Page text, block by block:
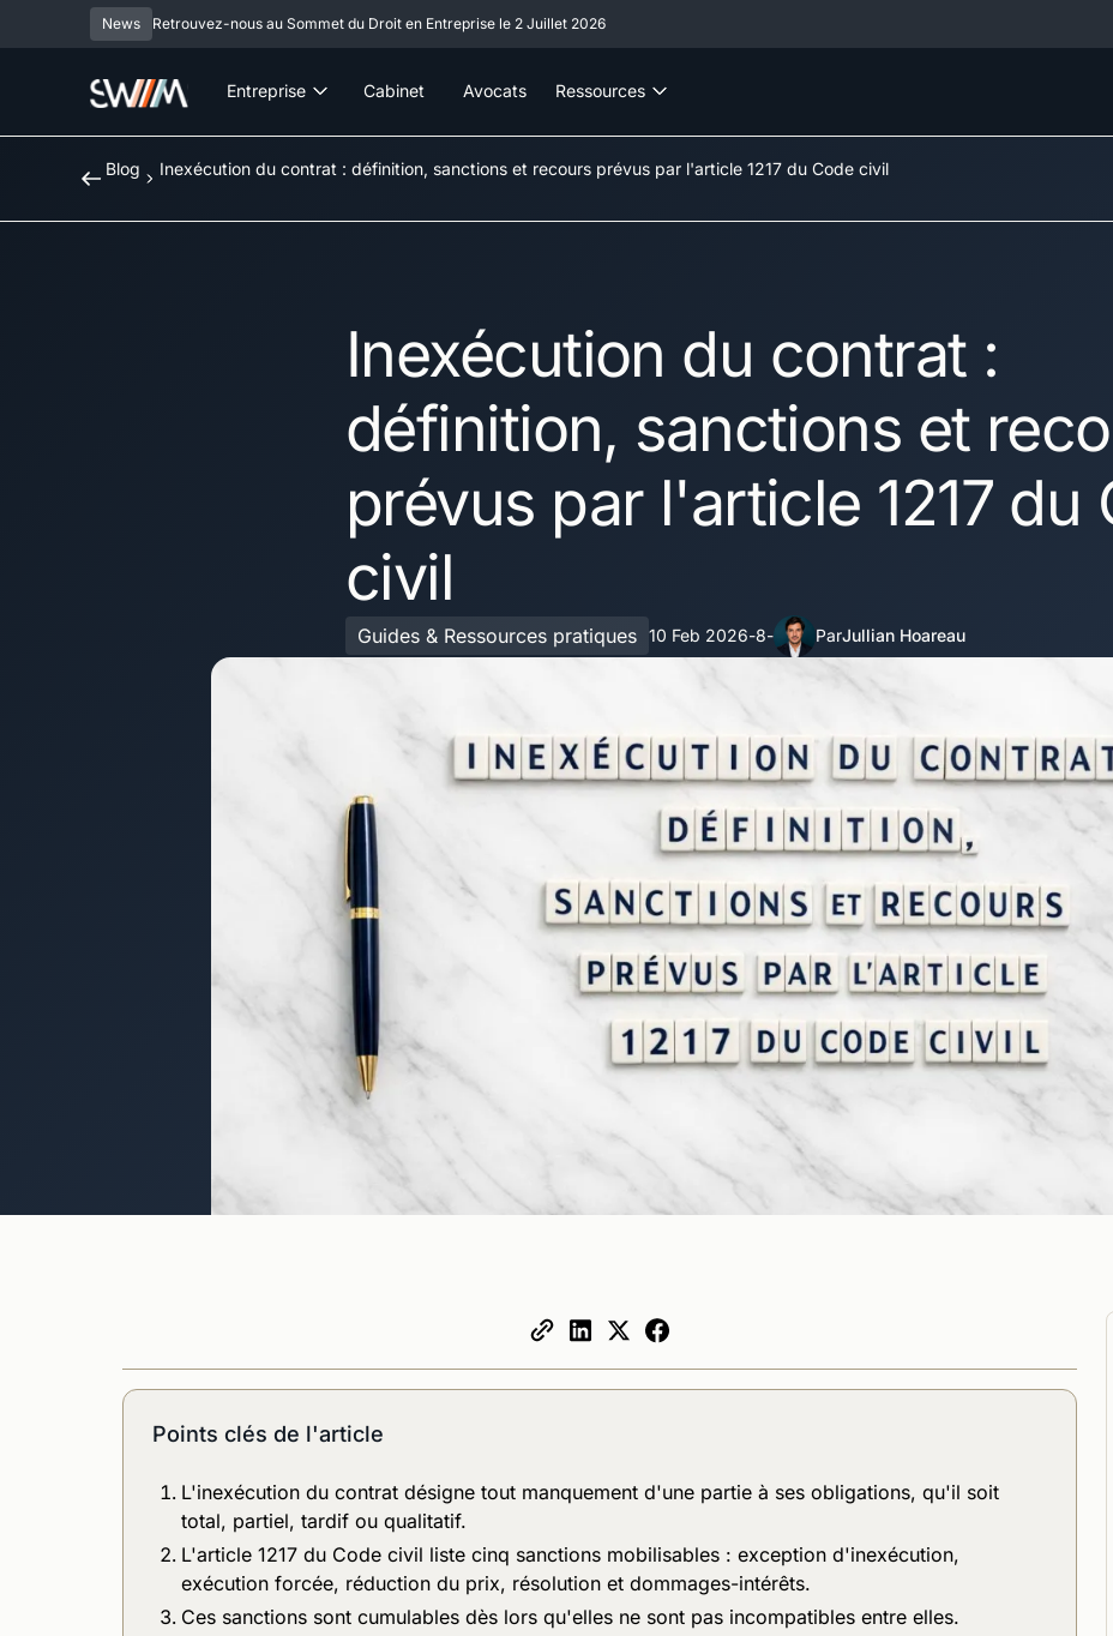
News Retrouvez-nous au Sommet du Droit en Entreprise le 2 Juillet 2026
Entreprise Cabinet Avocats Ressources
Blog Inexécution du contrat : définition, sanctions et recours prévus par l'article 1217 du Code civil
Inexécution du contrat :
définition, sanctions et
prévus par l'article 1217 du
civil
Guides & Ressources pratiques 10 Feb 2026-8- ParJullian Hoareau
Points clés de l'article
L'inexécution du contrat désigne tout manquement d'une partie à ses obligations, qu'il soit
total, partiel, tardif ou qualitatif.
L'article 1217 du Code civil liste cinq sanctions mobilisables : exception d'inexécution,
exécution forcée, réduction du prix, résolution et dommages-intérêts.
Ces sanctions sont cumulables dès lors qu'elles ne sont pas incompatibles entre elles.